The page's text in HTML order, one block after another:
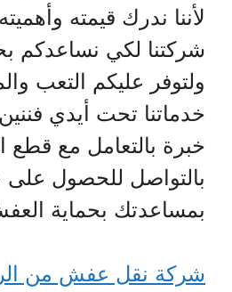
لأننا ندرك قيمته
شركتنا لكي نساعدكم
ولتوفر عليكم التعب
خدماتنا تحت أيدي
خبرة بالتعامل مع
بالتواصل للحصول على
بمساعدتك بحماية
شركة نقل عفش من